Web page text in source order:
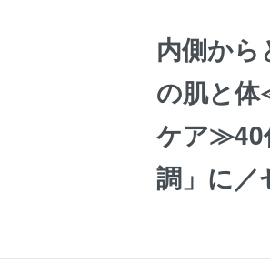
内側から
の肌と
ケア≫40
調」に／